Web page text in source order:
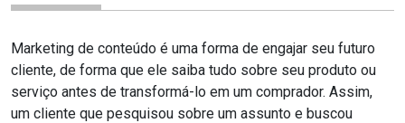
Marketing de conteúdo é uma forma de engajar seu futuro
cliente, de forma que ele saiba tudo sobre seu produto ou
serviço antes de transformá-lo em um comprador. Assim,
um cliente que pesquisou sobre um assunto e buscou